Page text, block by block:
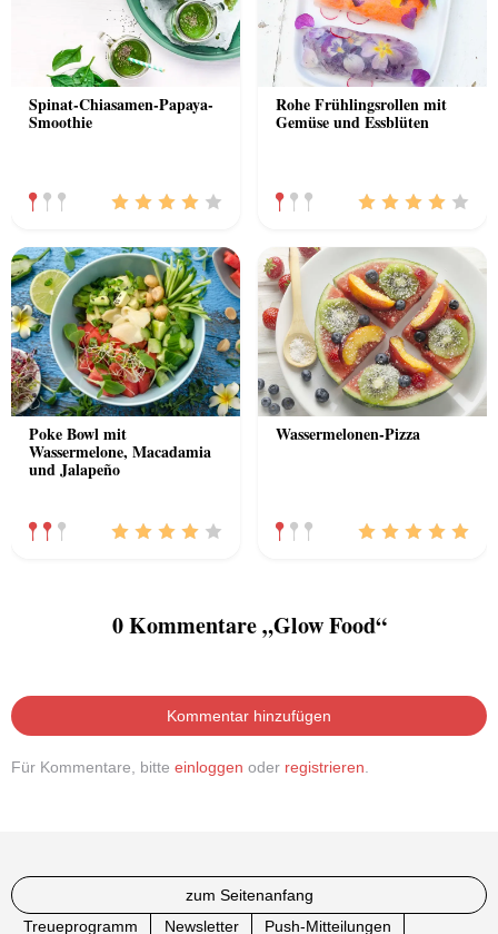
Spinat-Chiasamen-Papaya-
Smoothie
Rohe Frühlingsrollen mit
Gemüse und Essblüten
Poke Bowl mit
Wassermelone, Macadamia
und Jalapeño
Wassermelonen-Pizza
0 Kommentare „Glow Food“
Kommentar hinzufügen
Für Kommentare, bitte einloggen oder registrieren.
zum Seitenanfang
Treueprogramm
Newsletter Push-Mitteilungen